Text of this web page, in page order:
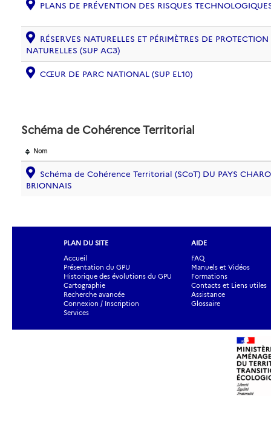
PLANS DE PRÉVENTION DES RISQUES
RÉSERVES NATURELLES ET PÉRIMÈTRES DE
NATURELLES (SUP AC3)
CŒUR DE PARC NATIONAL (SUP EL10)
Schéma de Cohérence Territorial
Nom
Schéma de Cohérence Territorial (SCoT) DU PAYS
BRIONNAIS
PLAN DU SITE
Accueil
Présentation du GPU
Historique des évolutions du GPU
Cartographie
Recherche avancée
Connexion / Inscription
Services
AIDE
FAQ
Manuels et Vidéos
Formations
Contacts et Liens utiles
Assistance
Glossaire